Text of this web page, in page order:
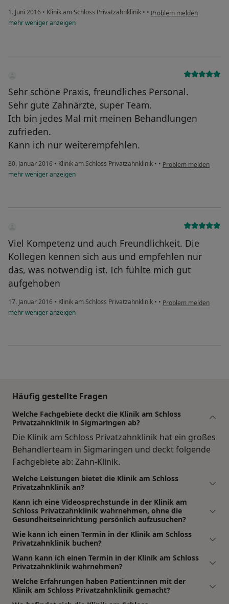
1. Juni 2016 • Klinik am Schloss Privatzahnklinik • • Problem melden
mehrwenigeranzeigen
Sehr schöne Praxis, freundliches Personal.
Sehr gute Zahnärzte, super Team.
Ich bin jedes Mal mit meinen Behandlungen
zufrieden.
Kann ich nur weiterempfehlen.
30. Januar 2016 • Klinik am Schloss Privatzahnklinik • • Problem melden
mehrwenigeranzeigen
Viel Kompetenz und auch Freundlichkeit. Die
Kollegen kennen sich aus und empfehlen nur
das, was notwendig ist. Ich fühlte mich gut
aufgehoben
17. Januar 2016 • Klinik am Schloss Privatzahnklinik • • Problem melden
mehrwenigeranzeigen
Häufig gestellte Fragen
Welche Fachgebiete deckt die Klinik am Schloss
Privatzahnklinik in Sigmaringen ab?
Die Klinik am Schloss Privatzahnklinik hat ein großes
Behandlerteam in Sigmaringen und deckt folgende
Fachgebiete ab: Zahn-Klinik.
Welche Leistungen bietet die Klinik am Schloss
Privatzahnklinik an?
Kann ich eine Videosprechstunde in der Klinik am
Schloss Privatzahnklinik wahrnehmen, ohne die
Gesundheitseinrichtung persönlich aufzusuchen?
Wie kann ich einen Termin in der Klinik am Schloss
Privatzahnklinik buchen?
Wann kann ich einen Termin in der Klinik am Schloss
Privatzahnklinik wahrnehmen?
Welche Erfahrungen haben Patient:innen mit der
Klinik am Schloss Privatzahnklinik gemacht?